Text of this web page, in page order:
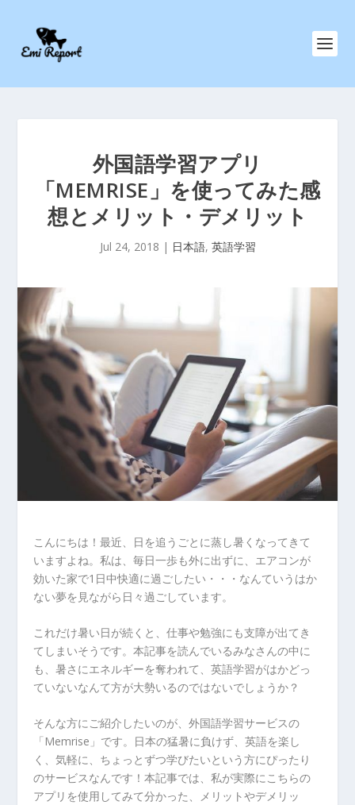
外国語学習アプリ
「MEMRISE」を使ってみた感
想とメリット・デメリット
Jul 24, 2018 | 日本語, 英語学習
こんにちは！最近、日を追うごとに蒸し暑くなってきて
いますよね。私は、毎日一歩も外に出ずに、エアコンが
効いた家で1日中快適に過ごしたい・・・なんていうはか
ない夢を見ながら日々過ごしています。
これだけ暑い日が続くと、仕事や勉強にも支障が出てき
てしまいそうです。本記事を読んでいるみなさんの中に
も、暑さにエネルギーを奪われて、英語学習がはかどっ
ていないなんて方が大勢いるのではないでしょうか？
そんな方にご紹介したいのが、外国語学習サービスの
「Memrise」です。日本の猛暑に負けず、英語を楽し
く、気軽に、ちょっとずつ学びたいという方にぴったり
のサービスなんです！本記事では、私が実際にこちらの
アプリを使用してみて分かった、メリットやデメリッ